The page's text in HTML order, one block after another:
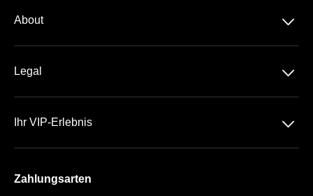
Business Kreisel
About 􀆈
Team
Legal 􀆈
Ihr VIP-Erlebnis 􀆈
Zahlungsarten